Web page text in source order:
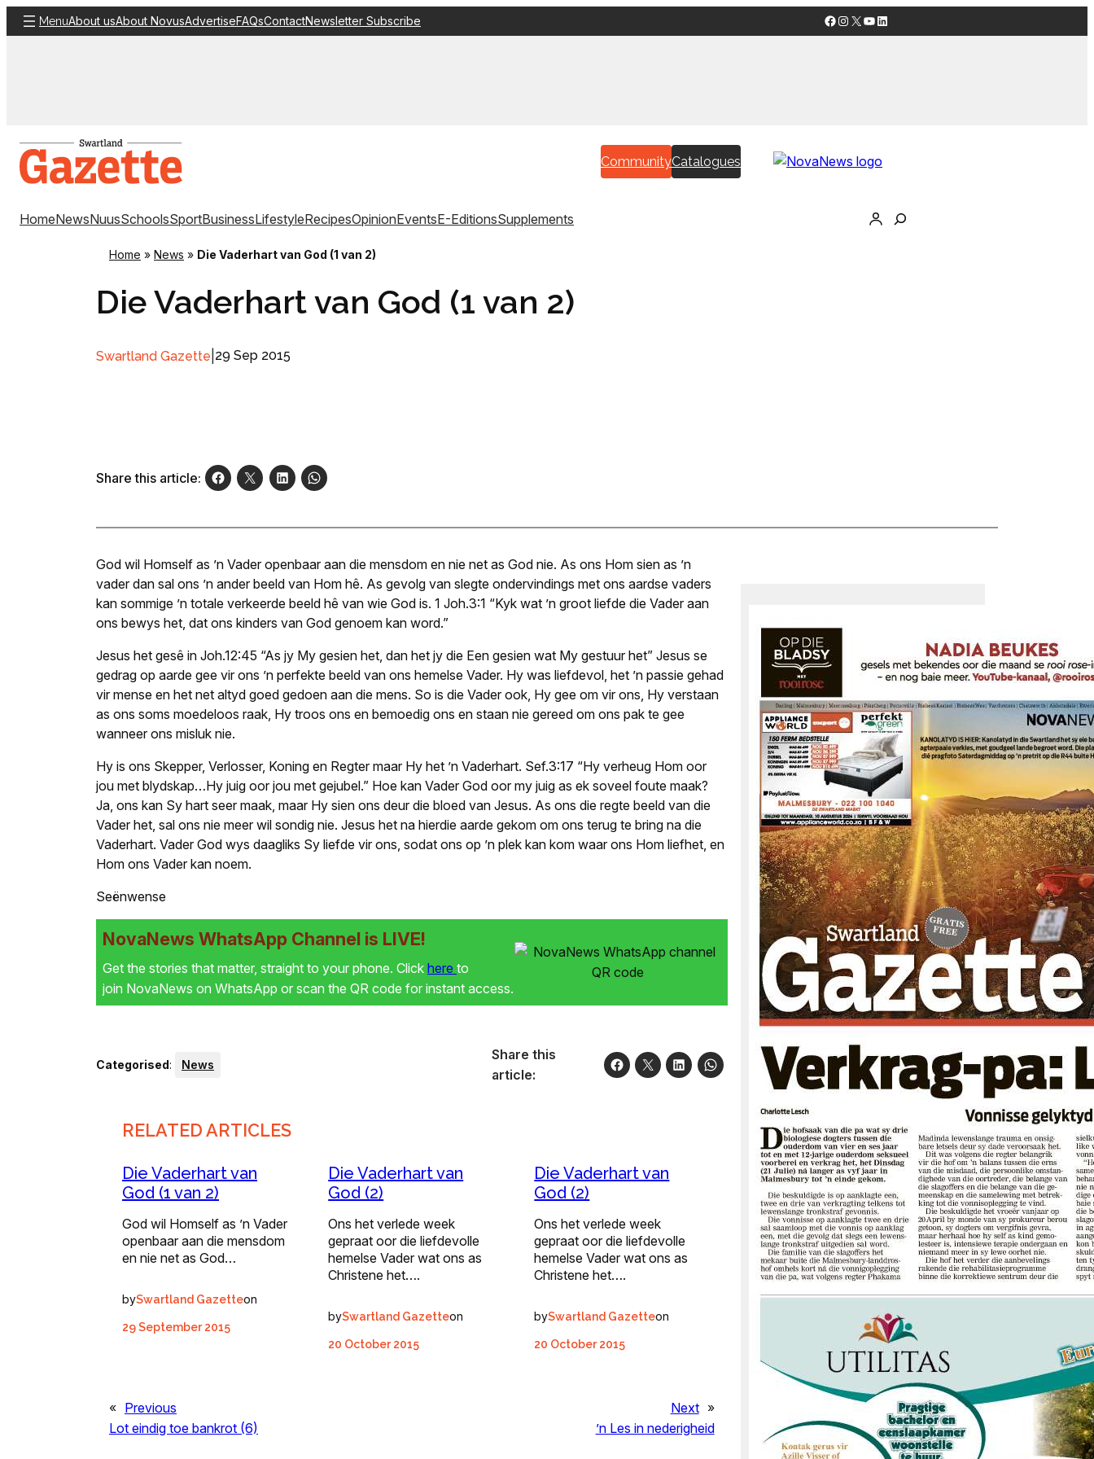
Skip
to
MenuAbout usAbout NovusAdvertiseFAQsContactNewsletter Subscribe Facebook
Instagram
X YouTube
LinkedIn
CommunityCatalogues
HomeNewsNuusSchoolsSportBusinessLifestyleRecipesOpinionEventsE-EditionsSupplements
Home » News » Die Vaderhart van God (1 van 2)
Die Vaderhart van God (1 van 2)
Swartland Gazette 29 Sep 2015
Share this article:
God wil Homself as ’n Vader openbaar aan die mensdom en nie net as God nie. As ons Hom sien as ’n
vader dan sal ons ’n ander beeld van Hom hê. As gevolg van slegte ondervindings met ons aardse vaders
kan sommige ’n totale verkeerde beeld hê van wie God is. 1 Joh.3:1 “Kyk wat ’n groot liefde die Vader aan
ons bewys het, dat ons kinders van God genoem kan word.”
Jesus het gesê in Joh.12:45 “As jy My gesien het, dan het jy die Een gesien wat My gestuur het” Jesus se
gedrag op aarde gee vir ons ’n perfekte beeld van ons hemelse Vader. Hy was liefdevol, het ’n passie gehad
vir mense en het net altyd goed gedoen aan die mens. So is die Vader ook, Hy gee om vir ons, Hy verstaan
as ons soms moedeloos raak, Hy troos ons en bemoedig ons en staan nie gereed om ons pak te gee
wanneer ons misluk nie.
Hy is ons Skepper, Verlosser, Koning en Regter maar Hy het ’n Vaderhart. Sef.3:17 “Hy verheug Hom oor
jou met blydskap…Hy juig oor jou met gejubel.” Hoe kan Vader God oor my juig as ek soveel foute maak?
Ja, ons kan Sy hart seer maak, maar Hy sien ons deur die bloed van Jesus. As ons die regte beeld van die
Vader het, sal ons nie meer wil sondig nie. Jesus het na hierdie aarde gekom om ons terug te bring na die
Vaderhart. Vader God wys daagliks Sy liefde vir ons, sodat ons op ’n plek kan kom waar ons Hom liefhet, en
Hom ons Vader kan noem.
Seënwense
NovaNews WhatsApp Channel is LIVE!
Get the stories that matter, straight to your phone. Click here to
join NovaNews on WhatsApp or scan the QR code for instant access.
Categorised: News
Share this
article:
RELATED ARTICLES
Die Vaderhart van
God (1 van 2)
God wil Homself as ’n Vader
openbaar aan die mensdom
en nie net as God…
bySwartland Gazetteon
29 September 2015
Die Vaderhart van
God (2)
Ons het verlede week
gepraat oor die liefdevolle
hemelse Vader wat ons as
Christene het….
bySwartland Gazetteon
20 October 2015
Die Vaderhart van
God (2)
Ons het verlede week
gepraat oor die liefdevolle
hemelse Vader wat ons as
Christene het….
bySwartland Gazetteon
20 October 2015
« Previous
Lot eindig toe bankrot (6)
Next »
’n Les in nederigheid